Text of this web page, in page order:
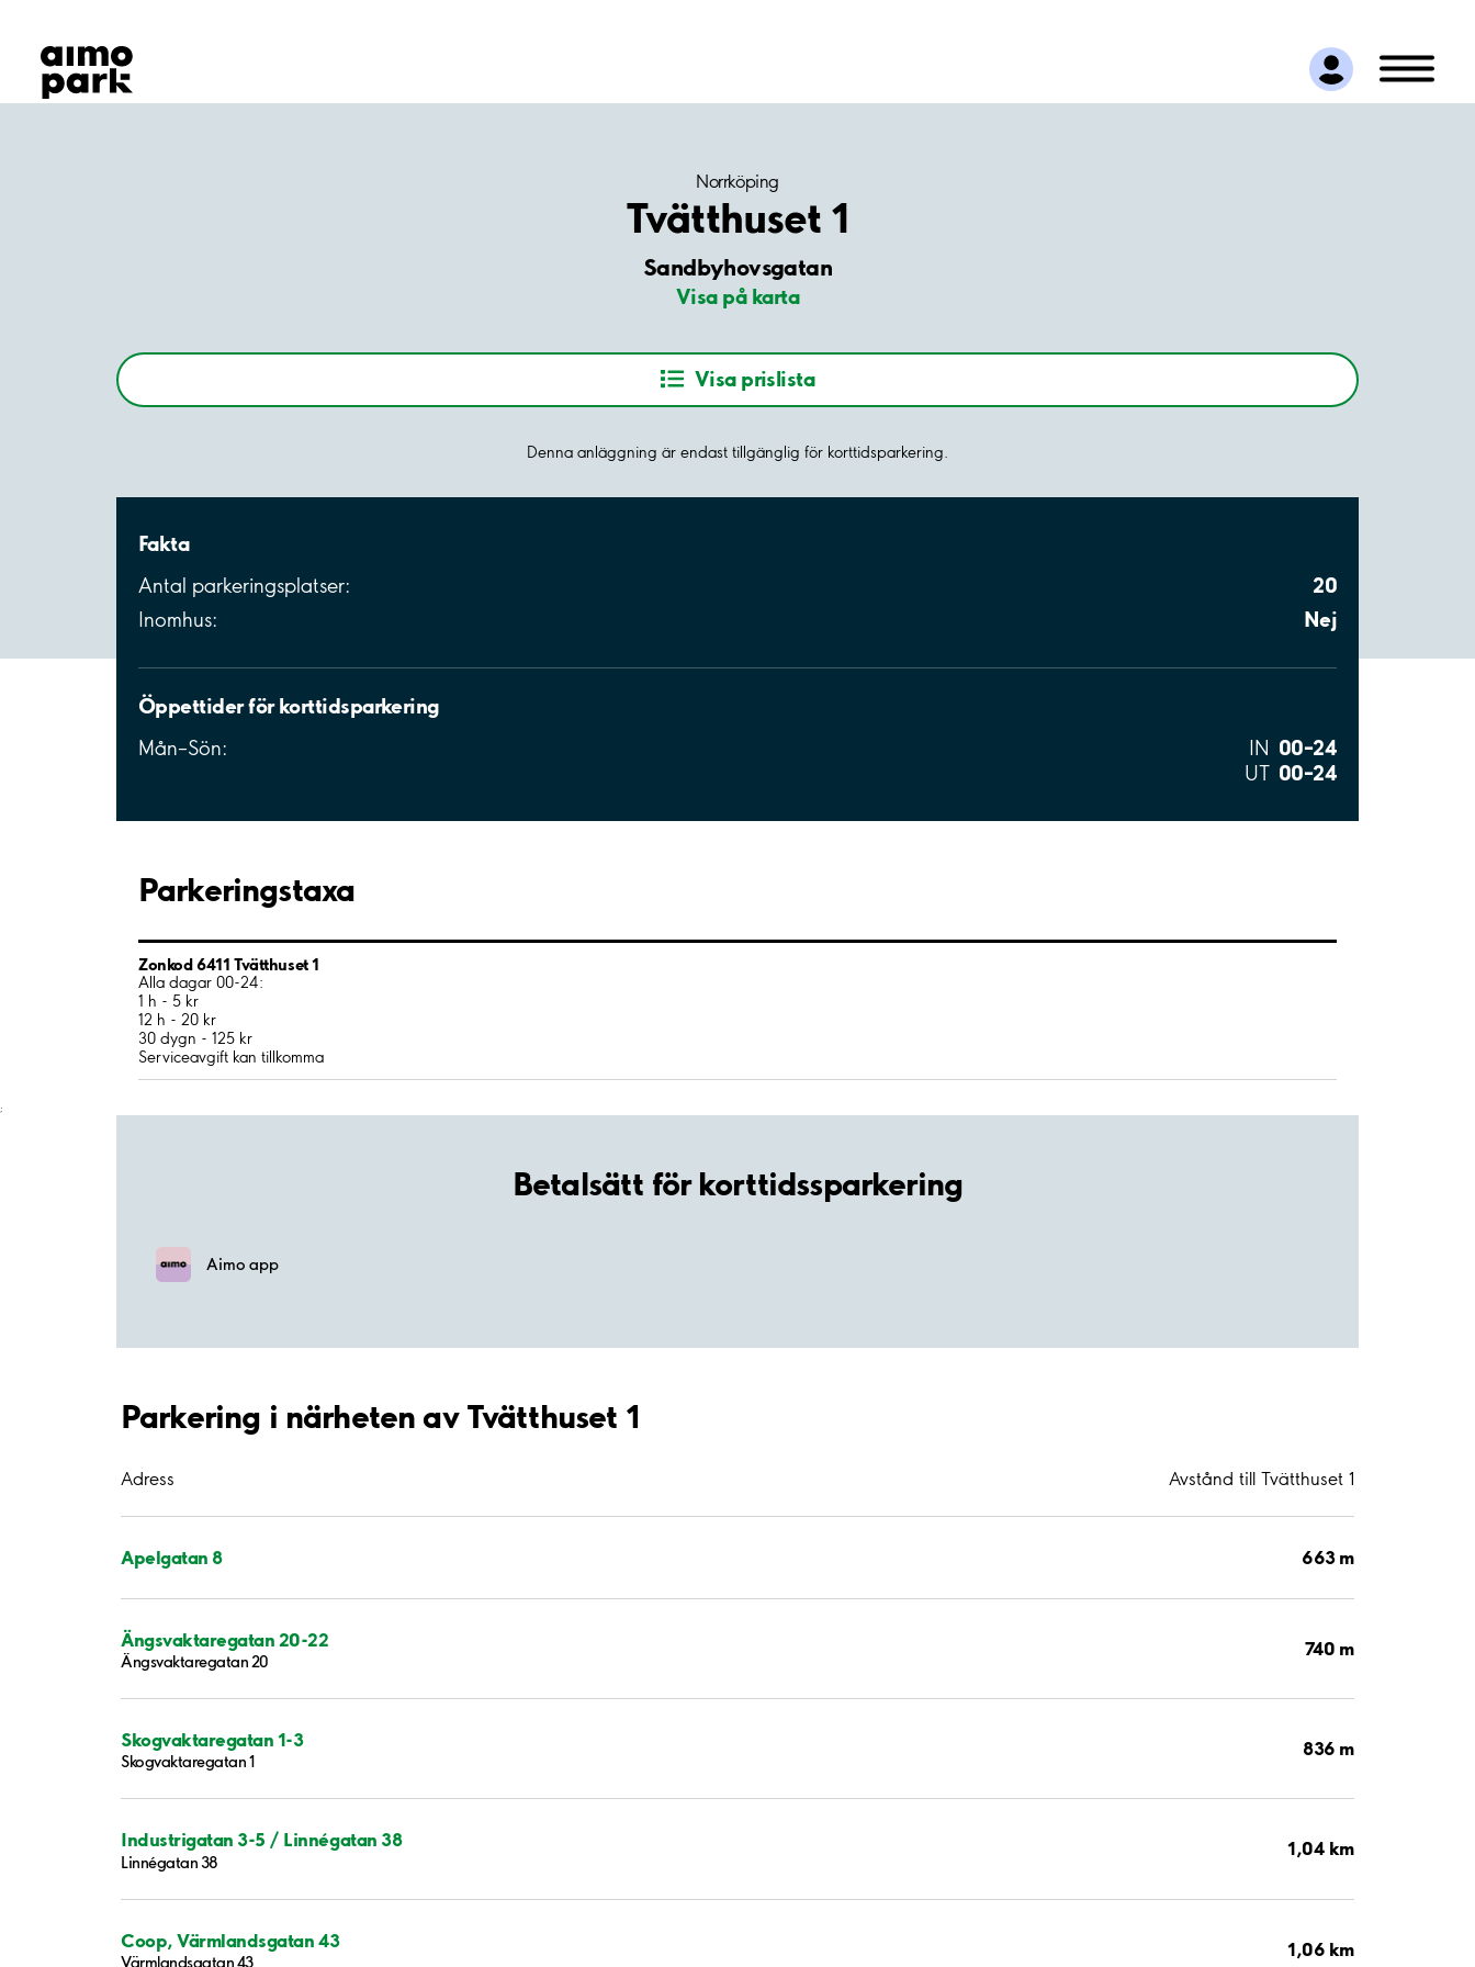
Hitta parkering
Samarbete
Kundservice
Norrköping
Tvätthuset 1
Sandbyhovsgatan
Visa på karta
Visa prislista
Denna anläggning är endast tillgänglig för korttidsparkering.
Fakta
Antal parkeringsplatser: 20
Inomhus: Nej
Öppettider för korttidsparkering
Mån–Sön: IN 00–24
UT 00–24
Parkeringstaxa
Zonkod 6411 Tvätthuset 1
Alla dagar 00-24:
1 h - 5 kr
12 h - 20 kr
30 dygn - 125 kr
Serviceavgift kan tillkomma
;
Betalsätt för korttidssparkering
Aimo app
Parkering i närheten av Tvätthuset 1
Adress Avstånd till Tvätthuset 1
Apelgatan 8 663 m
Ängsvaktaregatan 20-22
Ängsvaktaregatan 20
740 m
Skogvaktaregatan 1-3
Skogvaktaregatan 1
836 m
Industrigatan 3-5 / Linnégatan 38
Linnégatan 38
1,04 km
Coop, Värmlandsgatan 43
Värmlandsgatan 43
1,06 km